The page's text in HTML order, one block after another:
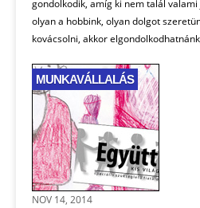
gondolkodik, amíg ki nem talál
olyan a hobbink, olyan dolgot
kovácsolni, akkor
MUNKAVÁLLALÁS
NOV 14, 2014